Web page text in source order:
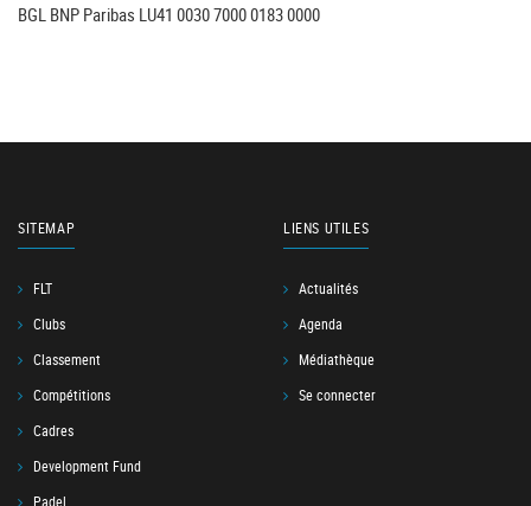
BGL BNP Paribas LU41 0030 7000 0183 0000
SITEMAP
FLT
Clubs
Classement
Compétitions
Cadres
Development Fund
Padel
LIENS UTILES
Actualités
Agenda
Médiathèque
Se connecter